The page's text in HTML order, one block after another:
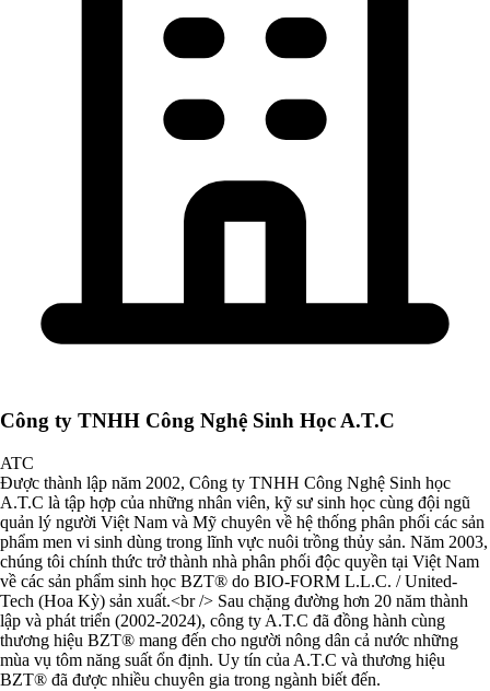
Công ty TNHH Công Nghệ Sinh Học A.T.C
ATC
Được thành lập năm 2002, Công ty TNHH Công Nghệ Sinh học
A.T.C là tập hợp của những nhân viên, kỹ sư sinh học cùng đội ngũ
quản lý người Việt Nam và Mỹ chuyên về hệ thống phân phối các sản
phẩm men vi sinh dùng trong lĩnh vực nuôi trồng thủy sản. Năm 2003,
chúng tôi chính thức trở thành nhà phân phối độc quyền tại Việt Nam
về các sản phẩm sinh học BZT® do BIO-FORM L.L.C. / United-
Tech (Hoa Kỳ) sản xuất.<br /> Sau chặng đường hơn 20 năm thành
lập và phát triển (2002-2024), công ty A.T.C đã đồng hành cùng
thương hiệu BZT® mang đến cho người nông dân cả nước những
mùa vụ tôm năng suất ổn định. Uy tín của A.T.C và thương hiệu
BZT® đã được nhiều chuyên gia trong ngành biết đến.